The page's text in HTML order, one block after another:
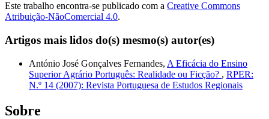
Este trabalho encontra-se publicado com a Creative Commons
Atribuição-NãoComercial 4.0.
Artigos mais lidos do(s) mesmo(s) autor(es)
António José Gonçalves Fernandes, A Eficácia do Ensino
Superior Agrário Português: Realidade ou Ficção? , RPER:
N.º 14 (2007): Revista Portuguesa de Estudos Regionais
Sobre